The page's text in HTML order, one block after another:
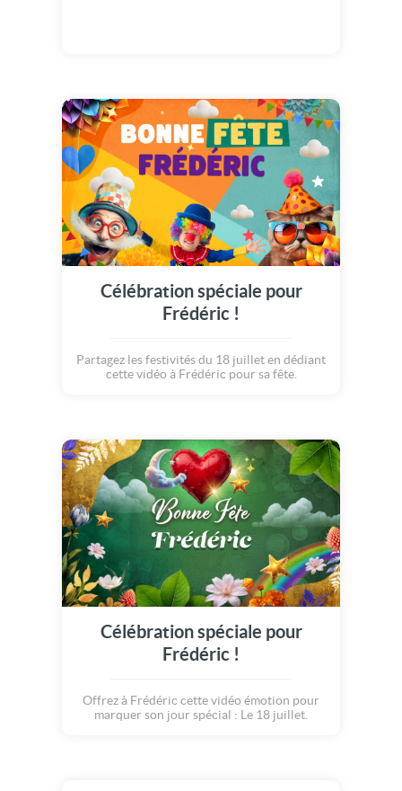
Célébration spéciale pour
Frédéric !
Partagez les festivités du 18 juillet en dédiant
cette vidéo à Frédéric pour sa fête.
Célébration spéciale pour
Frédéric !
Offrez à Frédéric cette vidéo émotion pour
marquer son jour spécial : Le 18 juillet.